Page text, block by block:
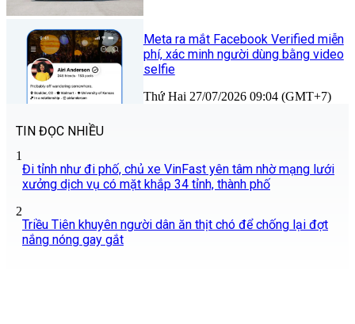
Meta ra mắt Facebook Verified miễn
phí, xác minh người dùng bằng video
selfie
Thứ Hai 27/07/2026 09:04 (GMT+7)
TIN ĐỌC NHIỀU
1
Đi tỉnh như đi phố, chủ xe VinFast yên tâm nhờ mạng lưới
xưởng dịch vụ có mặt khắp 34 tỉnh, thành phố
2
Triều Tiên khuyên người dân ăn thịt chó để chống lại đợt
nắng nóng gay gắt